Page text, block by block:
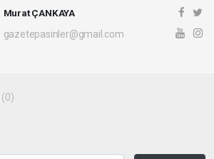
Murat ÇANKAYA
gazetepasinler@gmail.com
(0)